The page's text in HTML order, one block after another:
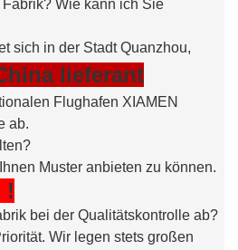
Wie kann ich Sie
sich in der Stadt Quanzhou,
lieferant
Flughafen XIAMEN
ab.
Muster anbieten zu können.
!
bei der Qualitätskontrolle ab?
Wir legen stets großen